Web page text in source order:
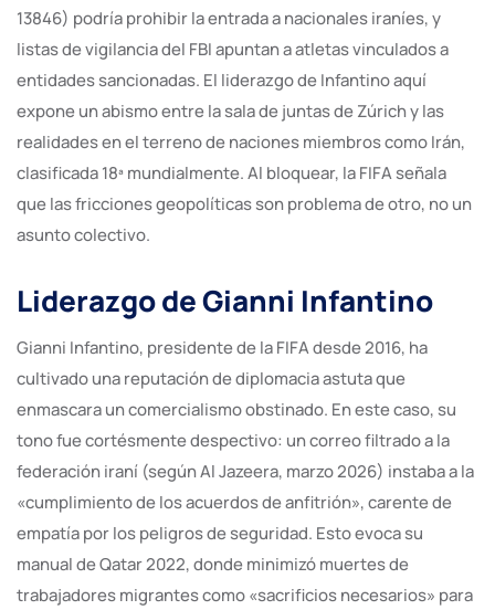
13846) podría prohibir la entrada a nacionales iraníes, y
listas de vigilancia del FBI apuntan a atletas vinculados a
entidades sancionadas. El liderazgo de Infantino aquí
expone un abismo entre la sala de juntas de Zúrich y las
realidades en el terreno de naciones miembros como Irán,
clasificada 18ª mundialmente. Al bloquear, la FIFA señala
que las fricciones geopolíticas son problema de otro, no un
asunto colectivo.
Liderazgo de Gianni Infantino
Gianni Infantino, presidente de la FIFA desde 2016, ha
cultivado una reputación de diplomacia astuta que
enmascara un comercialismo obstinado. En este caso, su
tono fue cortésmente despectivo: un correo filtrado a la
federación iraní (según Al Jazeera, marzo 2026) instaba a la
«cumplimiento de los acuerdos de anfitrión», carente de
empatía por los peligros de seguridad. Esto evoca su
manual de Qatar 2022, donde minimizó muertes de
trabajadores migrantes como «sacrificios necesarios» para